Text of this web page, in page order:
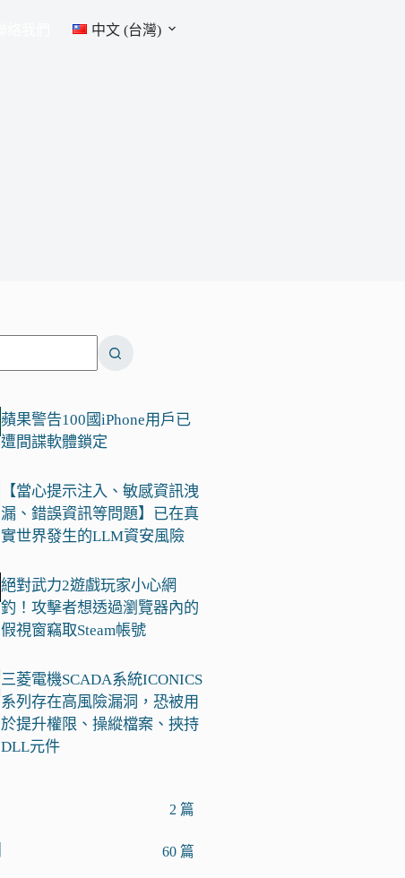
中文 (台灣)
蘋果警告100國iPhone用戶已
遭間諜軟體鎖定
【當心提示注入、敏感資訊洩
漏、錯誤資訊等問題】已在真
實世界發生的LLM資安風險
絕對武力2遊戲玩家小心網
釣！攻擊者想透過瀏覽器內的
假視窗竊取Steam帳號
三菱電機SCADA系統ICONICS
系列存在高風險漏洞，恐被用
於提升權限、操縱檔案、挾持
DLL元件
2 篇
60 篇